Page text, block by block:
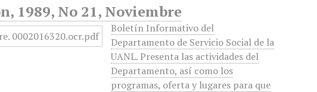
1989, No 21, Noviembre
Boletín Informativo del
Departamento de Servicio Social de la
UANL. Presenta las actividades del
Departamento, así como los
programas, oferta y lugares para que